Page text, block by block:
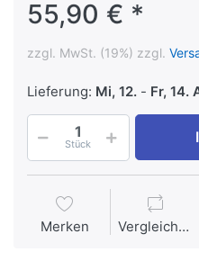
55,90 € *
zzgl. MwSt. (19%) zzgl.
Lieferung: Mi, 12. - Fr, 14.
Stück
Merken Vergleichen